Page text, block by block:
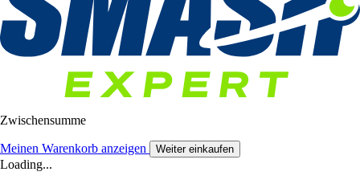
Zwischensumme
Meinen Warenkorb anzeigen Weiter einkaufen
Loading...